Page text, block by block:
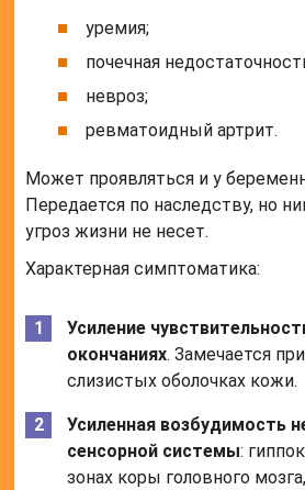
уремия;
почечная
невроз;
ревматоидный артрит.
Может проявляться и у
Передается по наследству, но
угроз жизни не несет.
Характерная симптоматика:
Усиление
окончаниях. Замечается
слизистых оболочках кожи.
Усиленная возбудимость
сенсорной системы:
зонах коры головного